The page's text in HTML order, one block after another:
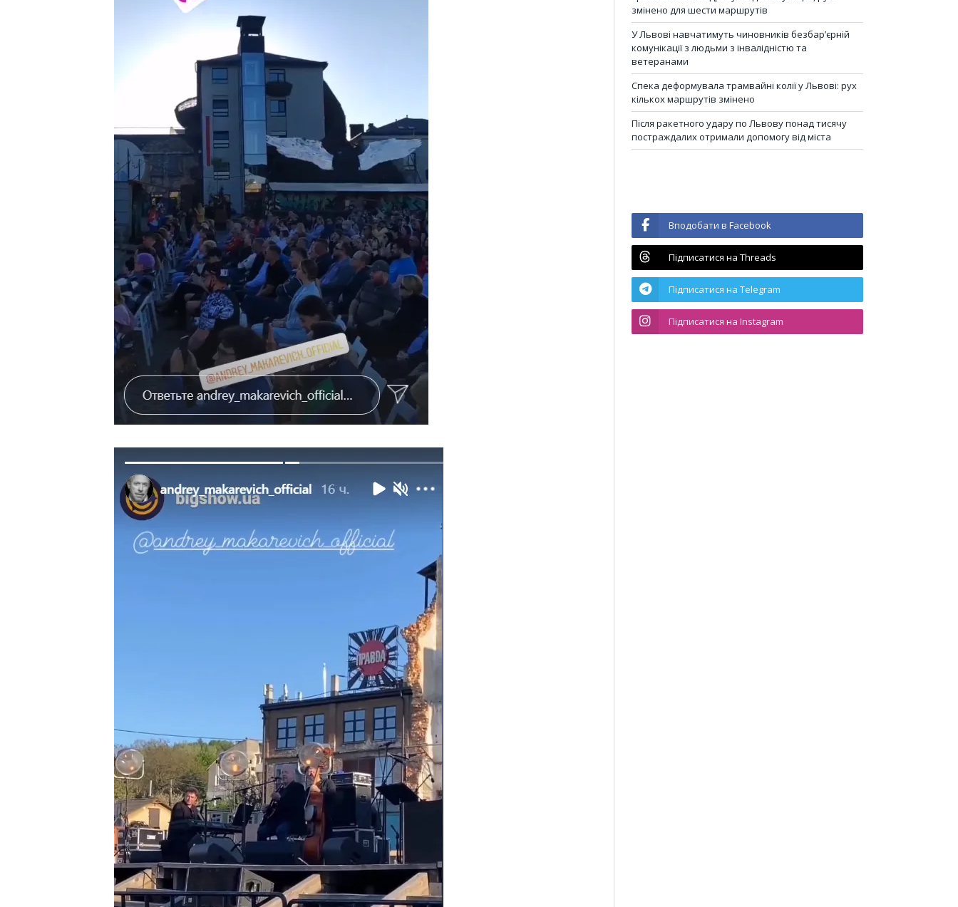
змінено для шести маршрутів
У Львові навчатимуть чиновників безбар’єрній
комунікації з людьми з інвалідністю та
ветеранами
Спека деформувала трамвайні колії у Львові: рух
кількох маршрутів змінено
Після ракетного удару по Львову понад тисячу
постраждалих отримали допомогу від міста
Вподобати в Facebook
Підписатися на Threads
Підписатися на Telegram
Підписатися на Instagram